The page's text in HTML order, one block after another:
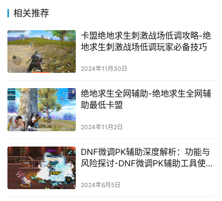
相关推荐
卡盟绝地求生刺激战场低调攻略-绝
地求生刺激战场低调玩家必备技巧
2024年11月30日
绝地求生全网辅助-绝地求生全网辅
助最低卡盟
2024年11月2日
DNF微调PK辅助深度解析：功能与
风险探讨-DNF微调PK辅助工具使用
2024年6月5日